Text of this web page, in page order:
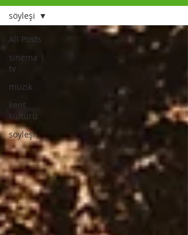
All Posts
sinema |
tv
müzik
kent
kültürü
söyleşi
söyleşi